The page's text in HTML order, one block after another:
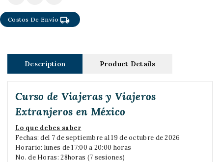
Costos De Envíolocal_shipping
Description Product Details
Curso de Viajeras y Viajeros
Extranjeros en México
Lo que debes saber
Fechas: del 7 de septiembre al 19 de octubre de 2026
Horario: lunes de 17:00 a 20:00 horas
No. de Horas: 28horas (7 sesiones)